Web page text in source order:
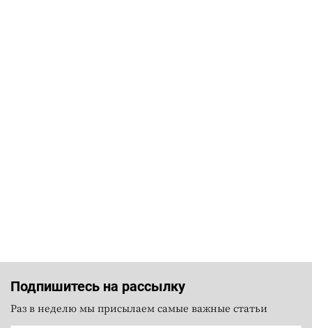
Подпишитесь на рассылку
Раз в неделю мы присылаем самые важные статьи